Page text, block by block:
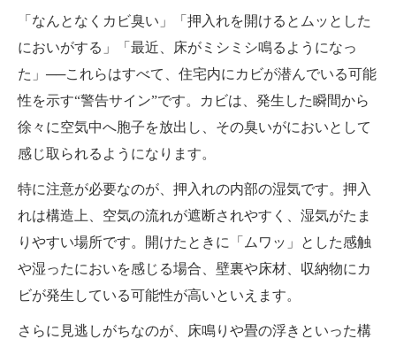
「なんとなくカビ臭い」「押入れを開けるとムッとした
においがする」「最近、床がミシミシ鳴るようになっ
た」──これらはすべて、住宅内にカビが潜んでいる可能
性を示す“警告サイン”です。カビは、発生した瞬間から
徐々に空気中へ胞子を放出し、その臭いがにおいとして
感じ取られるようになります。
特に注意が必要なのが、押入れの内部の湿気です。押入
れは構造上、空気の流れが遮断されやすく、湿気がたま
りやすい場所です。開けたときに「ムワッ」とした感触
や湿ったにおいを感じる場合、壁裏や床材、収納物にカ
ビが発生している可能性が高いといえます。
さらに見逃しがちなのが、床鳴りや畳の浮きといった構